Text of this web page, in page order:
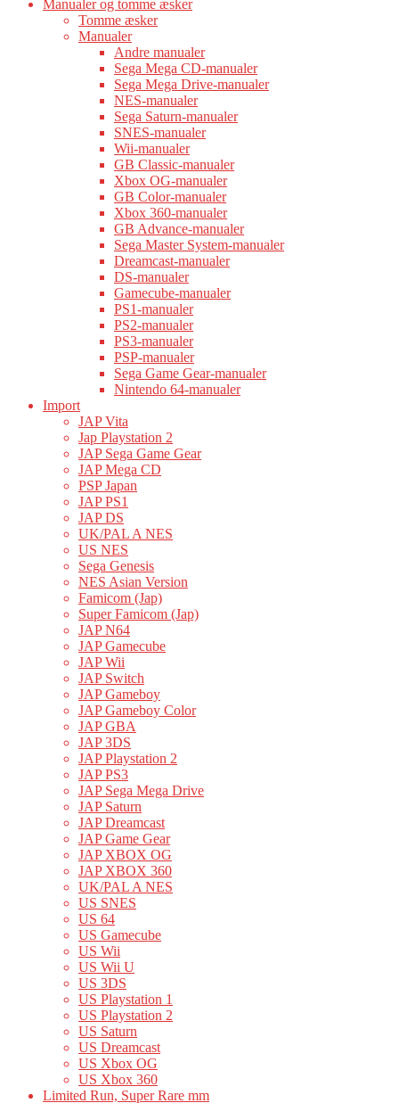
Manualer og tomme æsker
Tomme æsker
Manualer
Andre manualer
Sega Mega CD-manualer
Sega Mega Drive-manualer
NES-manualer
Sega Saturn-manualer
SNES-manualer
Wii-manualer
GB Classic-manualer
Xbox OG-manualer
GB Color-manualer
Xbox 360-manualer
GB Advance-manualer
Sega Master System-manualer
Dreamcast-manualer
DS-manualer
Gamecube-manualer
PS1-manualer
PS2-manualer
PS3-manualer
PSP-manualer
Sega Game Gear-manualer
Nintendo 64-manualer
Import
JAP Vita
Jap Playstation 2
JAP Sega Game Gear
JAP Mega CD
PSP Japan
JAP PS1
JAP DS
UK/PAL A NES
US NES
Sega Genesis
NES Asian Version
Famicom (Jap)
Super Famicom (Jap)
JAP N64
JAP Gamecube
JAP Wii
JAP Switch
JAP Gameboy
JAP Gameboy Color
JAP GBA
JAP 3DS
JAP Playstation 2
JAP PS3
JAP Sega Mega Drive
JAP Saturn
JAP Dreamcast
JAP Game Gear
JAP XBOX OG
JAP XBOX 360
UK/PAL A NES
US SNES
US 64
US Gamecube
US Wii
US Wii U
US 3DS
US Playstation 1
US Playstation 2
US Saturn
US Dreamcast
US Xbox OG
US Xbox 360
Limited Run, Super Rare mm